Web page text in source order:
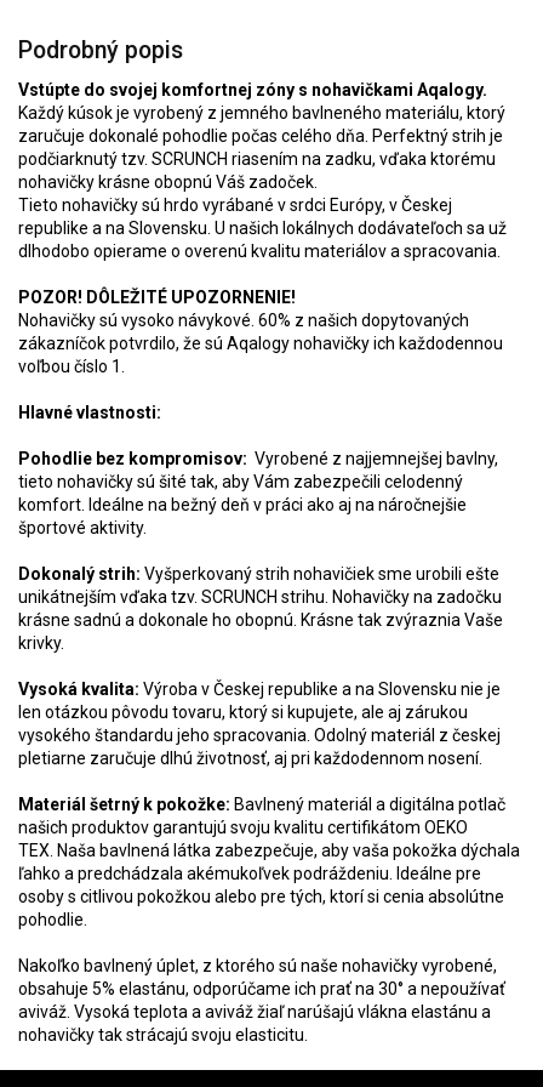
Podrobný popis
Vstúpte do svojej komfortnej zóny s nohavičkami Aqalogy.
Každý kúsok je vyrobený z jemného bavlneného materiálu, ktorý
zaručuje dokonalé pohodlie počas celého dňa. Perfektný strih je
podčiarknutý tzv. SCRUNCH riasením na zadku, vďaka ktorému
nohavičky krásne obopnú Váš zadoček.
Tieto nohavičky sú hrdo vyrábané v srdci Európy, v Českej
republike a na Slovensku. U našich lokálnych dodávateľoch sa už
dlhodobo opierame o overenú kvalitu materiálov a spracovania.
POZOR! DÔLEŽITÉ UPOZORNENIE!
Nohavičky sú vysoko návykové. 60% z našich dopytovaných
zákazníčok potvrdilo, že sú Aqalogy nohavičky ich každodennou
voľbou číslo 1.
Hlavné vlastnosti:
Pohodlie bez kompromisov: Vyrobené z najjemnejšej bavlny,
tieto nohavičky sú šité tak, aby Vám zabezpečili celodenný
komfort. Ideálne na bežný deň v práci ako aj na náročnejšie
športové aktivity.
Dokonalý strih: Vyšperkovaný strih nohavičiek sme urobili ešte
unikátnejším vďaka tzv. SCRUNCH strihu. Nohavičky na zadočku
krásne sadnú a dokonale ho obopnú. Krásne tak zvýraznia Vaše
krivky.
Vysoká kvalita: Výroba v Českej republike a na Slovensku nie je
len otázkou pôvodu tovaru, ktorý si kupujete, ale aj zárukou
vysokého štandardu jeho spracovania. Odolný materiál z českej
pletiarne zaručuje dlhú životnosť, aj pri každodennom nosení.
Materiál šetrný k pokožke: Bavlnený materiál a digitálna potlač
našich produktov garantujú svoju kvalitu certifikátom OEKO
TEX. Naša bavlnená látka zabezpečuje, aby vaša pokožka dýchala
ľahko a predchádzala akémukoľvek podráždeniu. Ideálne pre
osoby s citlivou pokožkou alebo pre tých, ktorí si cenia absolútne
pohodlie.
Nakoľko bavlnený úplet, z ktorého sú naše nohavičky vyrobené,
obsahuje 5% elastánu, odporúčame ich prať na 30° a nepoužívať
aviváž. Vysoká teplota a aviváž žiaľ narúšajú vlákna elastánu a
nohavičky tak strácajú svoju elasticitu.